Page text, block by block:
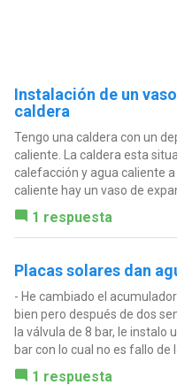
Instalación de un
caldera
Tengo una caldera con un
caliente. La caldera esta
calefacción y agua caliente
caliente hay un vaso de
1 respuesta
Placas solares dan
- He cambiado el
bien pero después de dos
la válvula de 8 bar, le instalo
bar con lo cual no es fallo de
1 respuesta